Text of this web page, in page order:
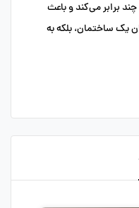
برابر می‌کند و باعث
یک ساختمان، بلکه به